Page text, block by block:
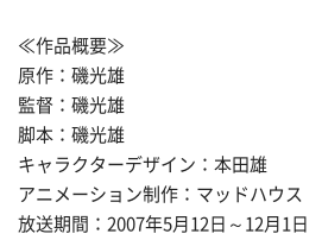
≪作品概要≫
原作：磯光雄
監督：磯光雄
脚本：磯光雄
キャラクターデザイン：本田雄
アニメーション制作：マッドハウス
放送期間：2007年5月12日～12月1日